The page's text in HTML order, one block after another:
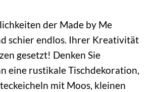
der Made by Me
schier endlos. Ihrer Kreativität
gesetzt! Denken Sie
eine rustikale Tischdekoration,
mit Moos, kleinen